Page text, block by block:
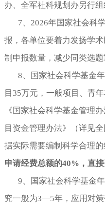
办、全军社科规划办另行组
7、 2026年国家社会科
报， 各单位要着力发扬学
制申报数量，减少同类选题
8、国家社会科学基金
目 35万元，一般项目、青
《国家社会科学基金管理
目资金管理办法》（详见
据实际需要编制科学合理的
申请经费总额的40%，直接
9、国家社会科学基金
究一般为3—5年，应用对策